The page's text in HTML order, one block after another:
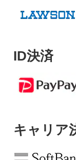
ID決済
キャリア